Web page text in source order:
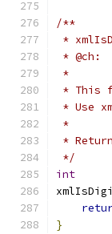
/**
*
* @ch:
*
* This
* Use
*
*
*/
int
}